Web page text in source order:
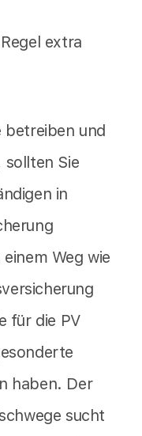
extra
betreiben und
sollten Sie
in
Weg wie
für die PV
haben. Der
sucht